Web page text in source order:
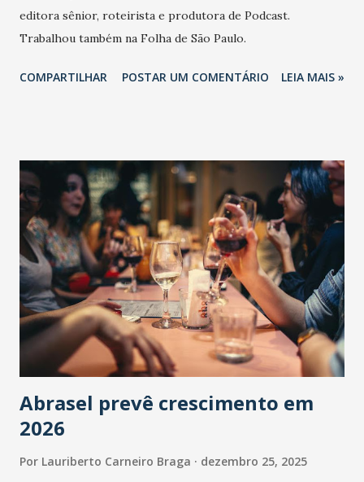
editora sênior, roteirista e produtora de Podcast.
Trabalhou também na Folha de São Paulo.
COMPARTILHAR POSTAR UM COMENTÁRIO LEIA MAIS »
Abrasel prevê crescimento em
2026
Por Lauriberto Carneiro Braga dezembro 25, 2025